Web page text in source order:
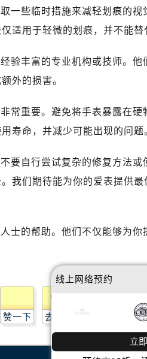
写字楼B座11层1104室（需提前
写字楼15层03室（需提前预约）
时代广场写字楼9层902室（需提
号世茂环球金融中心写字楼（芙
服务中心（品牌授权店）3层整
表服务中心（品牌授权店）1层整
场（CCMALL）C座17层17-B
10层1015室（需提前预约）
中心C座12层1205室（需提前预
场写字楼1座11层1104室（需提
字楼16层1603室（需提前预约）
易大厦38层09室（需提前预约）
楼1224室（需提前预约）
润大厦B座12楼03室（需提前预
一些临时措施来减轻划痕的
适用于轻微的划痕，并不能替
验丰富的专业机构或技师。他
外的损害。
常重要。避免将手表暴露在
寿命，并减少可能出现的问题
要自行尝试复杂的修复方法
我们期待能为你的爱表提供
士的帮助。他们不仅能够为你
赞一下 去提问
线上网络预约
立